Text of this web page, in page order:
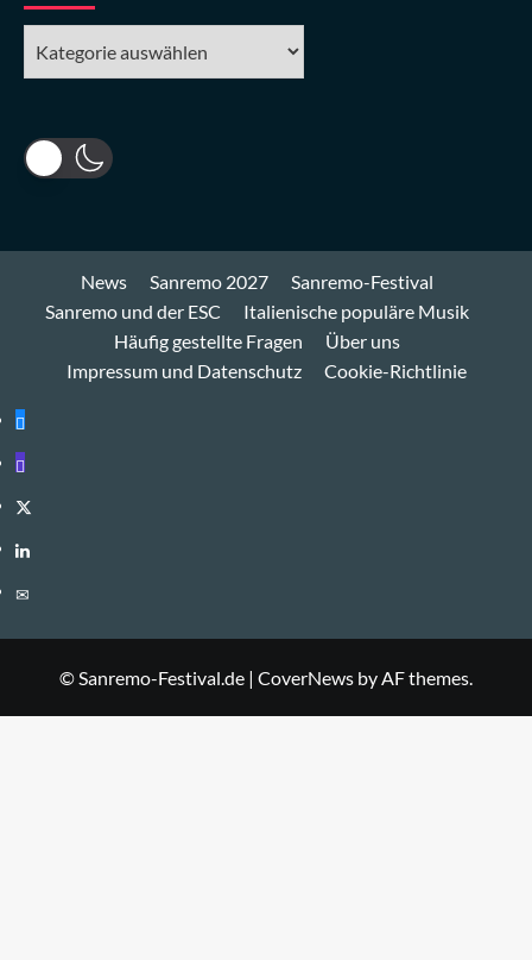
News Sanremo 2027
Sanremo-Festival
Sanremo und der ESC
Italienische populäre Musik
Häufig gestellte Fragen
Über uns
Impressum und Datenschutz
Cookie-Richtlinie
Bluesky
Mastodon
Twitter
LinkedIn
E-
© Sanremo-Festival.de | CoverNews by AF themes.